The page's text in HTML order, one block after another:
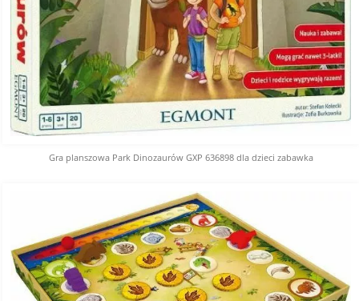
Gra planszowa Park Dinozaurów GXP 636898 dla dzieci zabawka